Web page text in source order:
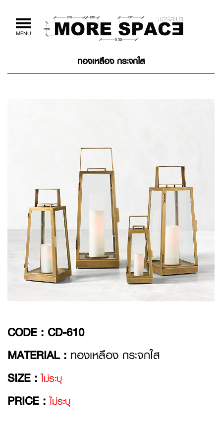
Toggle
navigation
MENU
ทองเหลือง กระจกใส
CODE : CD-610
MATERIAL : ทองเหลือง กระจกใส
SIZE : ไม่ระบุ
PRICE : ไม่ระบุ